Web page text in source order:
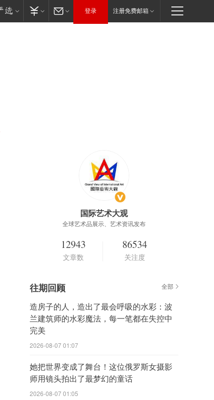
登录 注册免费邮箱
国际艺术大观
全球艺术品展示、艺术资讯发布
12943
文章数
86534
关注度
往期回顾 全部
造房子的人，造出了最会呼吸的水彩：波
兰建筑师的水彩魔法，每一笔都在失控中
完美
2026-08-07 01:07
她把世界变成了舞台！这位俄罗斯女摄影
师用镜头拍出了最梦幻的童话
2026-08-07 01:05